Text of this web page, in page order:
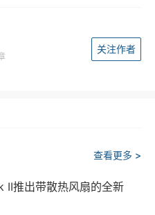
关注作者
查看更多 >
II推出带散热风扇的全新